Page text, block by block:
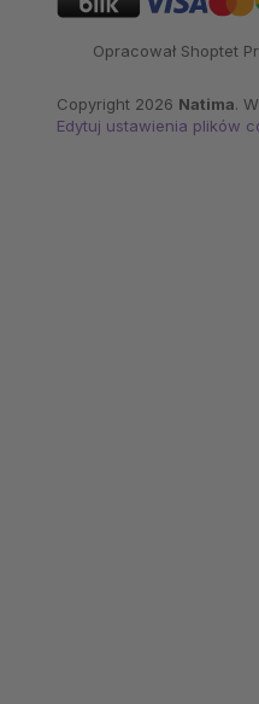
Opracował Shoptet
Copyright 2026 Natima.
Edytuj ustawienia plików